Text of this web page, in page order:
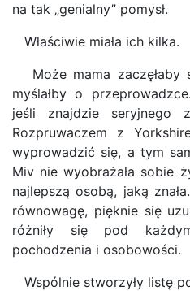
na tak „genialny” pomysł.
Właściwie miała ich kilka.
Może mama zaczęłaby
myślałby o
jeśli znajdzie seryjnego
Rozpruwaczem z
wyprowadzić się, a tym
Miv nie wyobrażała sobie
najlepszą osobą, jaką
równowagę, pięknie się
różniły się pod
pochodzenia i osobowości.
Wspólnie stworzyły listę